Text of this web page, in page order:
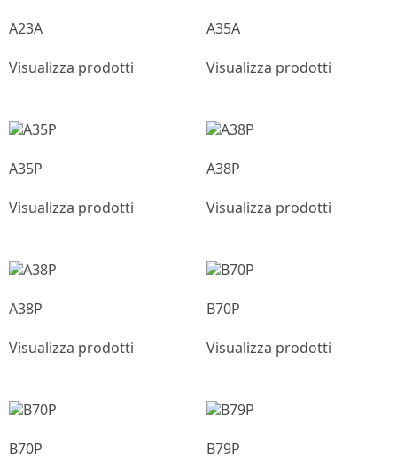
A23A
Visualizza prodotti
A35A
Visualizza prodotti
A35P
Visualizza prodotti
A38P
Visualizza prodotti
A38P
Visualizza prodotti
B70P
Visualizza prodotti
B70P
B79P